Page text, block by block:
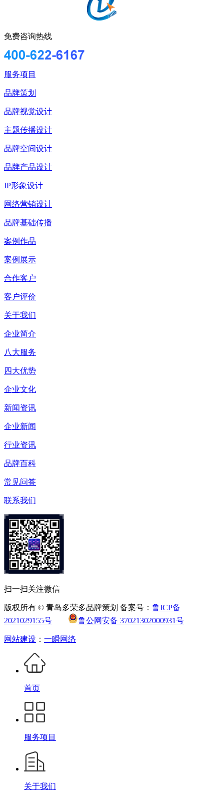
免费咨询热线
服务项目
品牌策划
品牌视觉设计
主题传播设计
品牌空间设计
品牌产品设计
IP形象设计
网络营销设计
品牌基础传播
案例作品
案例展示
合作客户
客户评价
关于我们
企业简介
八大服务
四大优势
企业文化
新闻资讯
企业新闻
行业资讯
品牌百科
常见问答
联系我们
扫一扫关注微信
版权所有 © 青岛多荣多品牌策划 备案号： 鲁ICP备
2021029155号
鲁公网安备 37021302000931号
网站建设 ： 一瞬网络
首页
服务项目
关于我们